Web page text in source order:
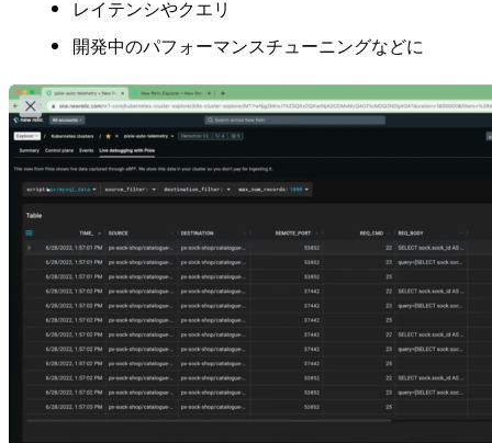
レイテンシやクエリ
開発中のパフォーマンスチューニングなどに